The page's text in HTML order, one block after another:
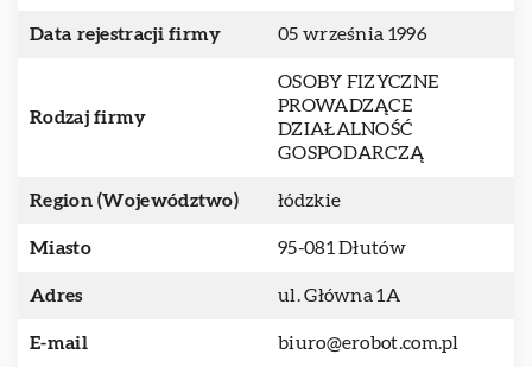
Data rejestracji firmy 05 września 1996
Rodzaj firmy
OSOBY FIZYCZNE
PROWADZĄCE
DZIAŁALNOŚĆ
GOSPODARCZĄ
Region (Województwo) łódzkie
Miasto 95-081 Dłutów
Adres ul. Główna 1A
E-mail biuro@erobot.com.pl